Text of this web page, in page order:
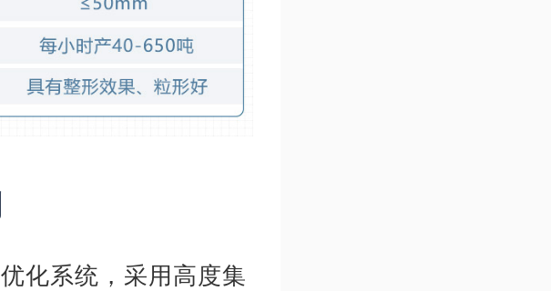
化系统，采用高度集